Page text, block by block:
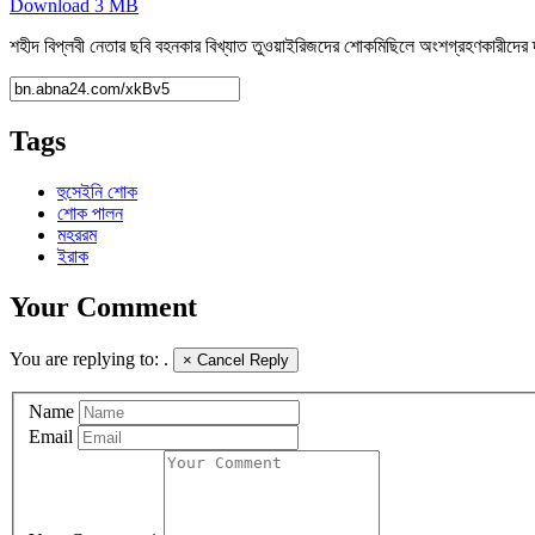
Download 3 MB
শহীদ বিপ্লবী নেতার ছবি বহনকার বিখ্যাত তুওয়াইরিজদের শোকমিছিলে
Tags
হুসেইনি শোক
শোক পালন
মহররম
ইরাক
Your Comment
You are replying to: . × Cancel Reply
Name
Email